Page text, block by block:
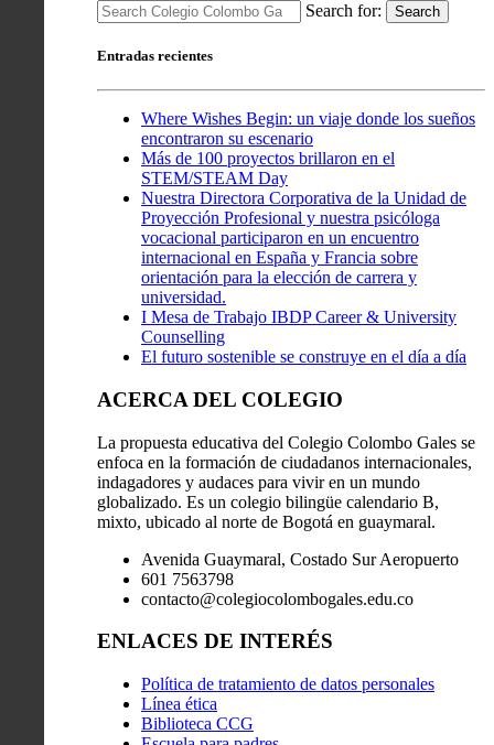
Search for: Search
Entradas recientes
Where Wishes Begin: un viaje donde los sueños
encontraron su escenario
Más de 100 proyectos brillaron en el
STEM/STEAM Day
Nuestra Directora Corporativa de la Unidad de
Proyección Profesional y nuestra psicóloga
vocacional participaron en un encuentro
internacional en España y Francia sobre
orientación para la elección de carrera y
universidad.
I Mesa de Trabajo IBDP Career & University
Counselling
El futuro sostenible se construye en el día a día
ACERCA DEL COLEGIO
La propuesta educativa del Colegio Colombo Gales se
enfoca en la formación de ciudadanos internacionales,
indagadores y audaces para vivir en un mundo
globalizado. Es un colegio bilingüe calendario B,
mixto, ubicado al norte de Bogotá en guaymaral.
Avenida Guaymaral, Costado Sur Aeropuerto
601 7563798
contacto@colegiocolombogales.edu.co
ENLACES DE INTERÉS
Política de tratamiento de datos personales
Línea ética
Biblioteca CCG